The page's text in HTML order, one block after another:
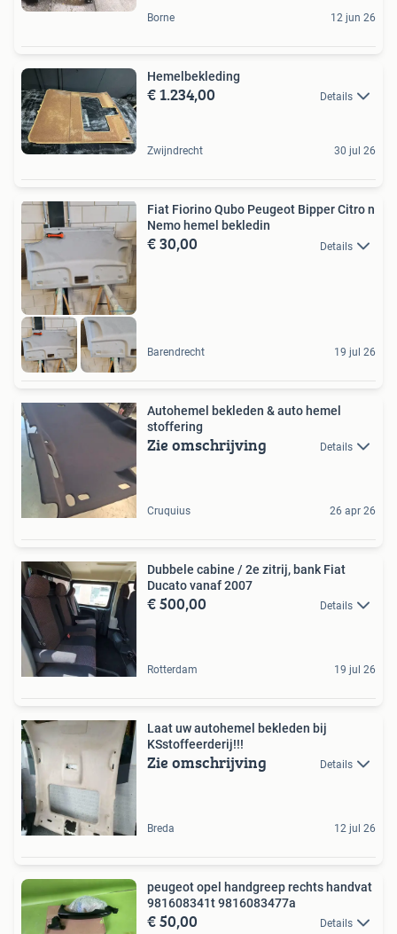
Borne 12 jun 26
Hemelbekleding
€ 1.234,00 Details
Zwijndrecht 30 jul 26
Fiat Fiorino Qubo Peugeot Bipper Citro n
Nemo hemel bekledin
€ 30,00 Details
Barendrecht 19 jul 26
Autohemel bekleden & auto hemel
stoffering
Zie omschrijving Details
Cruquius 26 apr 26
Dubbele cabine / 2e zitrij, bank Fiat
Ducato vanaf 2007
€ 500,00 Details
Rotterdam 19 jul 26
Laat uw autohemel bekleden bij
KSstoffeerderij!!!
Zie omschrijving Details
Breda 12 jul 26
peugeot opel handgreep rechts handvat
981608341t 9816083477a
€ 50,00 Details